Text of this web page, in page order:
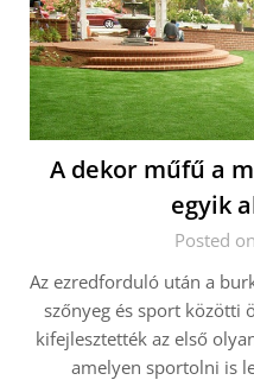
A dekor műfű a
egyik
Posted
Az ezredforduló után a
szőnyeg és sport közötti
kifejlesztették az első
amelyen sportolni is